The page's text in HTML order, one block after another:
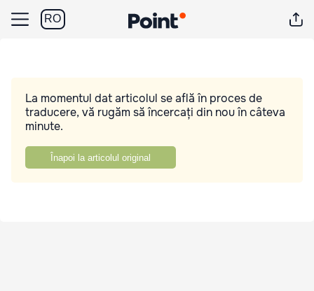
RO
La momentul dat articolul se află în proces de
traducere, vă rugăm să încercați din nou în câteva
minute.
Înapoi la articolul original